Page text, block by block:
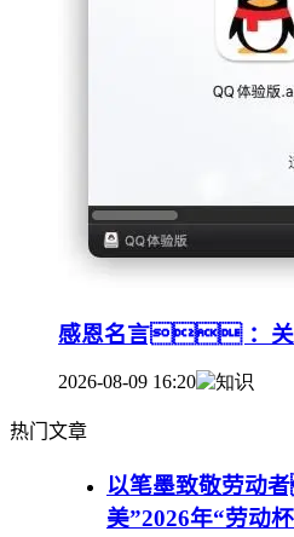
感恩名言 ：关
2026-08-09 16:20
热门文章
以笔墨致敬劳动
美”2026年“劳动